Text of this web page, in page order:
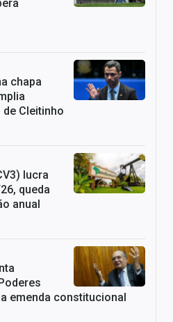
chapa
Cleitinho
lucra
queda
anual
emenda constitucional